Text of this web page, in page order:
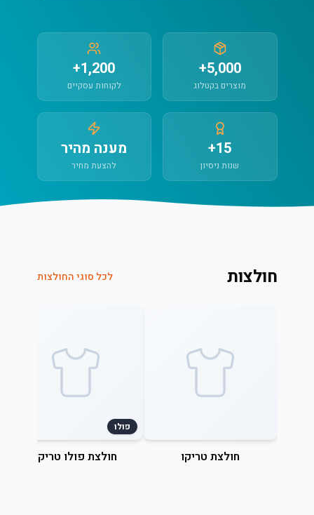
5,000+
מוצרים בקטלוג
1,200+
לקוחות עסקיים
15+
שנות ניסיון
מענה מהיר
להצעת מחיר
חולצות לכל סוגי החולצות
חולצת טריקו
פולו
חולצת פולו טריקו